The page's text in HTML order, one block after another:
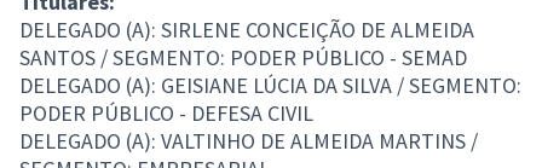
DELEGADO (A): SIRLENE CONCEIÇÃO DE ALMEIDA
SANTOS / SEGMENTO: PODER PÚBLICO - SEMAD
DELEGADO (A): GEISIANE LÚCIA DA SILVA / SEGMENTO:
PODER PÚBLICO - DEFESA CIVIL
DELEGADO (A): VALTINHO DE ALMEIDA MARTINS /